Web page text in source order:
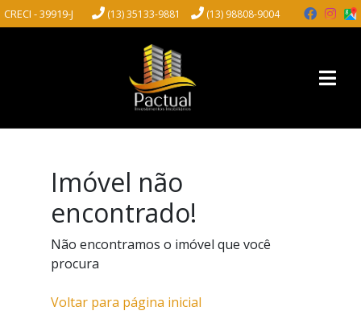
CRECI - 39919-J (13) 35133-9881 (13) 98808-9004
Imóvel não
encontrado!
Não encontramos o imóvel que você
procura
Voltar para página inicial